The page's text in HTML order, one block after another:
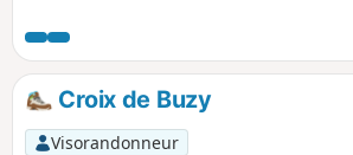
point de vue sur Arudy, et bien souvent
sont visibles. Surtout, n'oubliez pas une
pour vous enfoncer un peu dans la
grotte, fermée, contenait des vestiges
au musée d'Arudy).
Croix de Buzy
Visorandonneur